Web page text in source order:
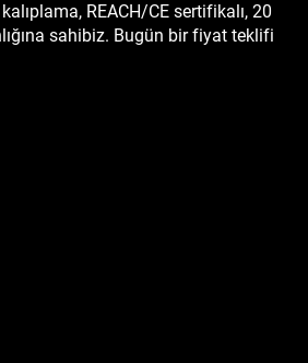
REACH/CE sertifikalı, 20
sahibiz. Bugün bir fiyat teklifi